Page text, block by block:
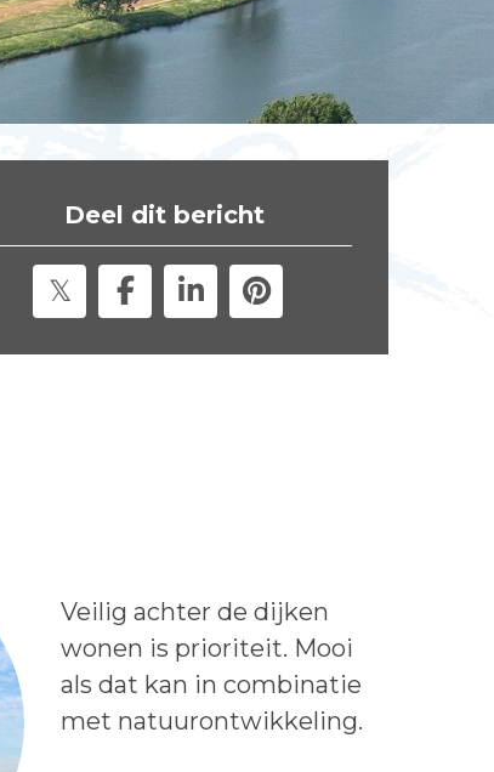
Deel dit bericht
Lees het bericht:
Veilig achter de dijken
wonen is prioriteit. Mooi
als dat kan in combinatie
met natuurontwikkeling.